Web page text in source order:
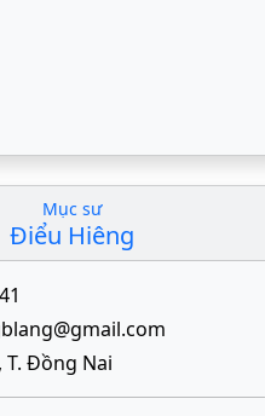
Mục sư
Điểu Hiêng
T. Đồng Nai